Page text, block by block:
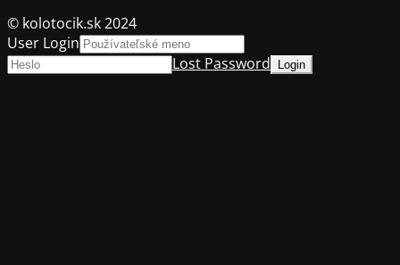
© kolotocik.sk 2024
User Login
Lost Password